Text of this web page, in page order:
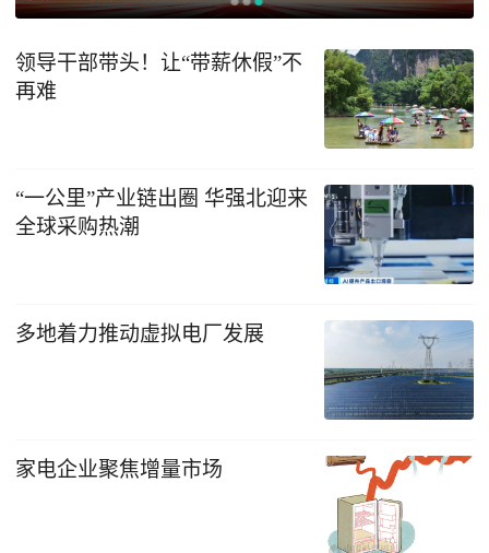
领导干部带头！让“带薪休假”不
再难
“一公里”产业链出圈 华强北迎来
全球采购热潮
多地着力推动虚拟电厂发展
家电企业聚焦增量市场